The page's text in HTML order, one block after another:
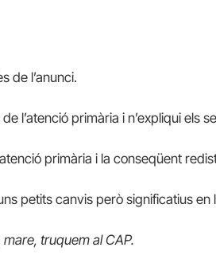
de l’anunci.
l’atenció primària i n’expliqui els
primària i la conseqüent
petits canvis però significatius en
truquem al CAP.